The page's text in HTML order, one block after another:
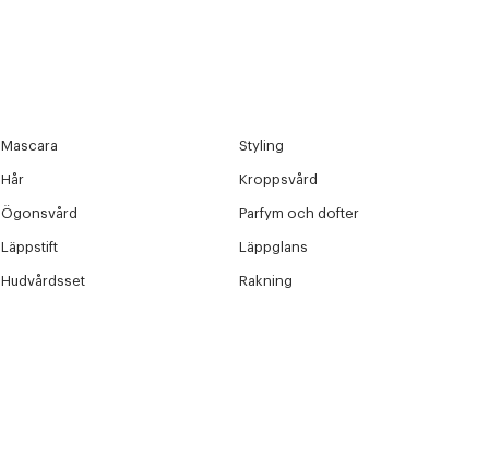
Mascara Styling
Hår Kroppsvård
Ögonsvård Parfym och dofter
Läppstift Läppglans
Hudvårdsset Rakning